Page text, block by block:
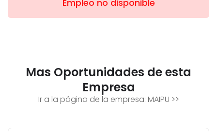
Empleo no disponible
Mas Oportunidades de esta
Empresa
Ir a la página de la empresa: MAIPU >>